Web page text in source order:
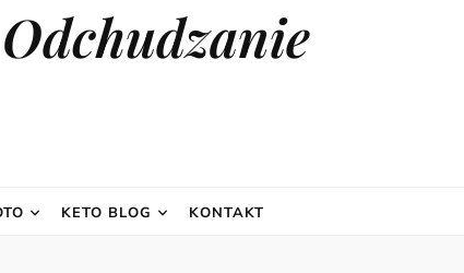
KETO BLOG KONTAKT